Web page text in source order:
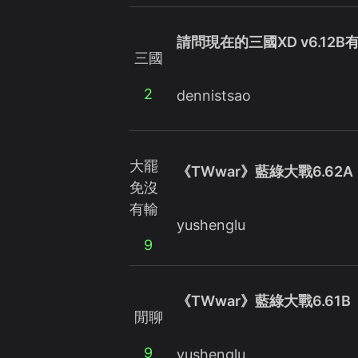
三國
2
請問現在的三國XD v6.12B
dennistsao
大罷
免沒
有輸
9
《TWwar》藍綠大戰6.62A
yushenglu
閒聊
9
《TWwar》藍綠大戰6.61B
yushenglu